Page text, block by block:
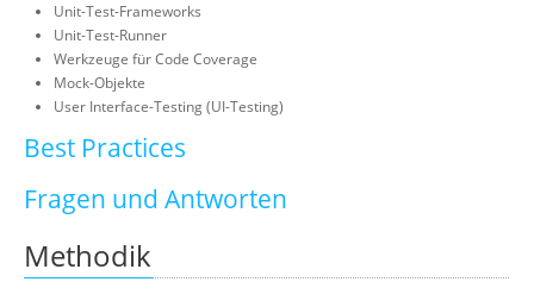
Unit-Test-Frameworks
Unit-Test-Runner
Werkzeuge für Code Coverage
Mock-Objekte
User Interface-Testing (UI-Testing)
Best Practices
Fragen und Antworten
Methodik